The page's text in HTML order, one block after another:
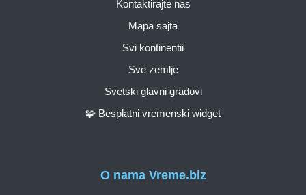
O nama Vreme.biz
Kontaktirajte nas
Mapa sajta
Svi kontinentii
Sve zemlje
Svetski glavni gradovi
🧩 Besplatni vremenski widget